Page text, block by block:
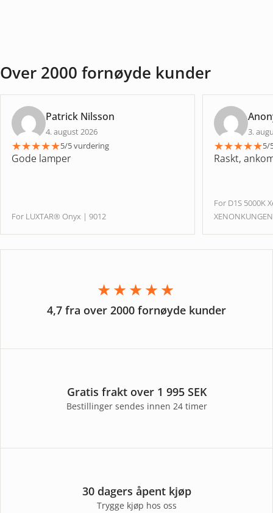
Over 2000 fornøyde kunder
Patrick Nilsson
4. august 2026
★★★★★5/5 vurdering
Gode lamper
For LUXTAR® Onyx | 9012
3.
★★★★★5/
Raskt,
For D1S 5000K
★★★★★
4,7 fra over 2000 fornøyde kunder
Gratis frakt over 1 995 SEK
Bestillinger sendes innen 24 timer
30 dagers åpent kjøp
Trygge kjøp hos oss